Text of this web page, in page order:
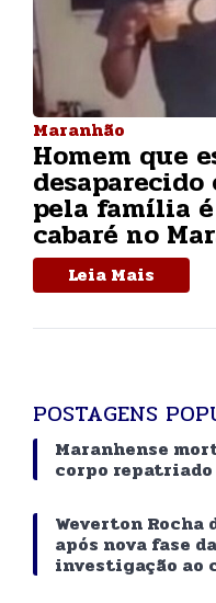
Maranhão
Homem que
desaparecido
pela família
cabaré no
Leia Mais
POSTAGENS
Maranhense
corpo
Weverton Rocha
após nova fase
investigação